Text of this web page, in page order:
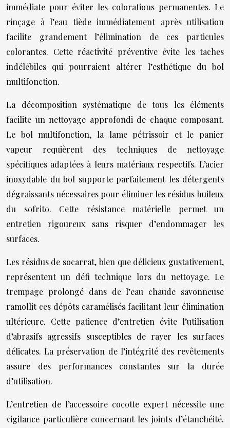
immédiate pour éviter les colorations permanentes. Le
rinçage à l’eau tiède immédiatement après utilisation
facilite grandement l’élimination de ces particules
colorantes. Cette réactivité préventive évite les taches
indélébiles qui pourraient altérer l’esthétique du bol
multifonction.
La décomposition systématique de tous les éléments
facilite un nettoyage approfondi de chaque composant.
Le bol multifonction, la lame pétrissoir et le panier
vapeur requièrent des techniques de nettoyage
spécifiques adaptées à leurs matériaux respectifs. L’acier
inoxydable du bol supporte parfaitement les détergents
dégraissants nécessaires pour éliminer les résidus huileux
du sofrito. Cette résistance matérielle permet un
entretien rigoureux sans risquer d’endommager les
surfaces.
Les résidus de socarrat, bien que délicieux gustativement,
représentent un défi technique lors du nettoyage. Le
trempage prolongé dans de l’eau chaude savonneuse
ramollit ces dépôts caramélisés facilitant leur élimination
ultérieure. Cette patience d’entretien évite l’utilisation
d’abrasifs agressifs susceptibles de rayer les surfaces
délicates. La préservation de l’intégrité des revêtements
assure des performances constantes sur la durée
d’utilisation.
L’entretien de l’accessoire cocotte expert nécessite une
vigilance particulière concernant les joints d’étanchéité.